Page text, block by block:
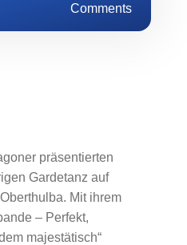
Comments
präsentierten
Gardetanz auf
Mit ihrem
– Perfekt,
majestätisch“